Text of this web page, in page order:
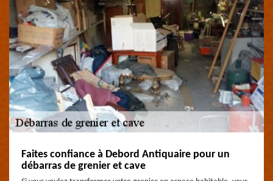
Faites confiance à Debord Antiquaire pour un
débarras de grenier et cave